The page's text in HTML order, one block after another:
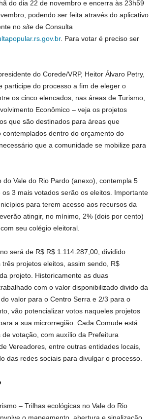
do dia 22 de novembro e encerra às 23h59
podendo ser feita através do aplicativo
no site de Consulta
. Para votar é preciso ser
do Corede/VRP, Heitor Álvaro Petry,
participe do processo a fim de eleger o
os cinco elencados, nas áreas de Turismo,
Econômico – veja os projetos
que são destinados para áreas que
contemplados dentro do orçamento do
que a comunidade se mobilize para
do Vale do Rio Pardo (anexo), contempla 5
os 3 mais votados serão os eleitos. Importante
para terem acesso aos recursos da
atingir, no mínimo, 2% (dois por cento)
seu colégio eleitoral.
será de R$ R$ 1.114.287,00, dividido
projetos eleitos, assim sendo, R$
projeto. Historicamente as duas
com o valor disponibilizado divido da
valor para o Centro Serra e 2/3 para o
vão potencializar votos naqueles projetos
a sua microrregião. Cada Comude está
votação, com auxílio da Prefeitura
Vereadores, entre outras entidades locais,
das redes sociais para divulgar o processo.
– Trilhas ecológicas no Vale do Rio